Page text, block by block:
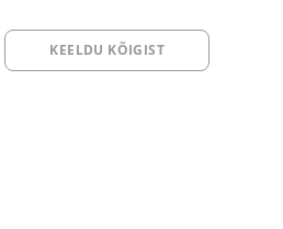
KEELDU KÕIGIST